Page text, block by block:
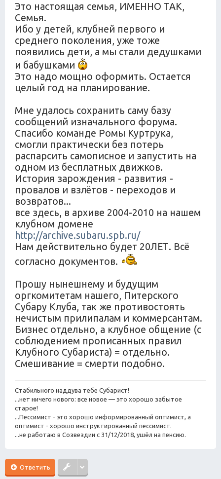
Это настоящая семья, ИМЕННО ТАК,
Семья.
Ибо у детей, клубней первого и
среднего поколения, уже тоже
появились дети, а мы стали дедушками
и бабушками
Это надо мощно оформить. Остается
целый год на планирование.
Мне удалось сохранить саму базу
сообщений изначального форума.
Спасибо команде Ромы Куртрука,
смогли практически без потерь
распарсить самописное и запустить на
одном из бесплатных движков.
История зарождения - развития -
провалов и взлётов - переходов и
возвратов...
все здесь, в архиве 2004-2010 на нашем
клубном домене
http://archive.subaru.spb.ru/
Нам действительно будет 20ЛЕТ. Всё
согласно документов.
Прошу нынешнему и будущим
оргкомитетам нашего, Питерского
Субару Клуба, так же противостоять
нечистым прилипалам и коммерсантам.
Бизнес отдельно, а клубное общение (с
соблюдением прописанных правил
Клубного Субариста) = отдельно.
Смешивание = смерти подобно.
Стабильного наддува тебе Субарист!
...нет ничего нового: все новое — это хорошо забытое
старое!
...Пессимист - это хорошо информированный оптимист, а
оптимист - хорошо инструктированный пессимист.
...не работаю в Созвездии с 31/12/2018, ушёл на пенсию.
Ответить